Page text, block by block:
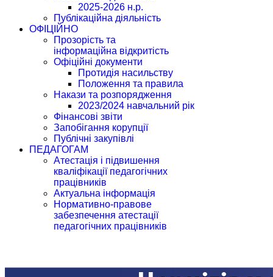
2025-2026 н.р.
Публікаційна діяльність
ОФІЦІЙНО
Прозорість та
інформаційна відкритість
Офіційні документи
Протидія насильству
Положення та правила
Накази та розпорядження
2023/2024 навчальний рік
Фінансові звіти
Запобігання корупції
Публічні закупівлі
ПЕДАГОГАМ
Атестація і підвишення
кваліфікації педагогічних
працівників
Актуальна інформація
Нормативно-правове
забезпечення атестації
педагогічних працівників